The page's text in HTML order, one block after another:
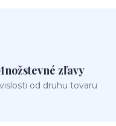
zľavy
od druhu tovaru